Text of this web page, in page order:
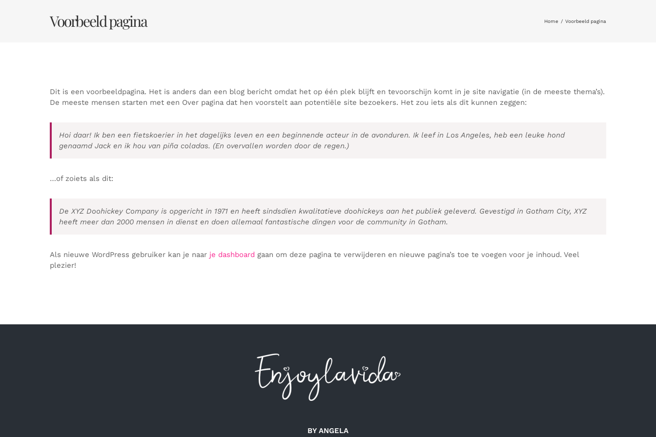
Voorbeeld pagina Home Voorbeeld pagina
Dit is een voorbeeldpagina. Het is anders dan een blog bericht omdat het op één plek blijft en tevoorschijn komt in je site navigatie (in de meeste thema’s).
De meeste mensen starten met een Over pagina dat hen voorstelt aan potentiële site bezoekers. Het zou iets als dit kunnen zeggen:
Hoi daar! Ik ben een fietskoerier in het dagelijks leven en een beginnende acteur in de avonduren. Ik leef in Los Angeles, heb een leuke hond
genaamd Jack en ik hou van piña coladas. (En overvallen worden door de regen.)
…of zoiets als dit:
De XYZ Doohickey Company is opgericht in 1971 en heeft sindsdien kwalitatieve doohickeys aan het publiek geleverd. Gevestigd in Gotham City, XYZ
heeft meer dan 2000 mensen in dienst en doen allemaal fantastische dingen voor de community in Gotham.
Als nieuwe WordPress gebruiker kan je naar je dashboard gaan om deze pagina te verwijderen en nieuwe pagina’s toe te voegen voor je inhoud. Veel
plezier!
BY ANGELA